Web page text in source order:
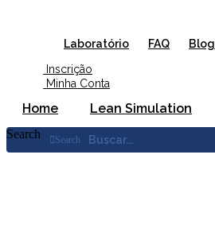
Laboratório FAQ Blog
Inscrição
Minha Conta
Home Lean Simulation
Search Search